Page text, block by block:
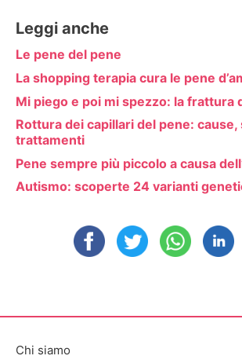
Leggi anche
Le pene del pene
La shopping terapia cura le pene
Mi piego e poi mi spezzo: la frattura
Rottura dei capillari del pene: cause,
trattamenti
Pene sempre più piccolo a causa
Autismo: scoperte 24 varianti
Chi siamo